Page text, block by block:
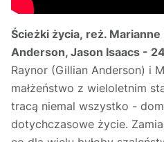
Ścieżki życia, reż.
Anderson, Jason Isaacs -
Raynor (Gillian Anderson) i
małżeństwo z wieloletnim
tracą niemal wszystko -
dotychczasowe życie.